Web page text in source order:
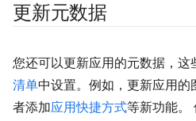
更新元数据
您还可以更新应用的元数据，这
清单中设置。例如，更新应用
者添加应用快捷方式等新功能。